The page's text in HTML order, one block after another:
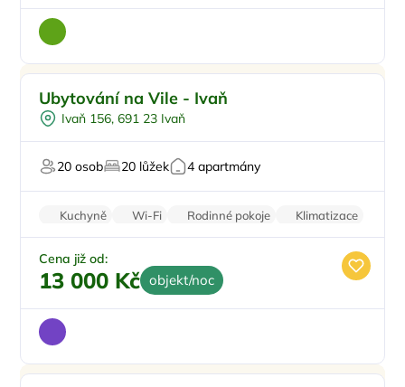
Vířivka
Sauna
Wellness procedury
Ubytování na Vile - Ivaň
Ivaň 156, 691 23 Ivaň
20 osob 20 lůžek 4 apartmány
Kuchyně Wi-Fi Rodinné pokoje
Klimatizace
Kamerový systém
Cena již od:
13 000 Kč objekt/noc